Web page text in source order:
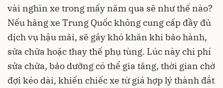
vài nghìn xe trong mấy năm qua sẽ như thế nào?
Nếu hãng xe Trung Quốc không cung cấp đầy đủ
dịch vụ hậu mãi, sẽ gây khó khăn khi bảo hành,
sửa chữa hoặc thay thế phụ tùng. Lúc này chi phí
sửa chữa, bảo dưỡng có thể gia tăng, thời gian chờ
đợi kéo dài, khiến chiếc xe từ giá hợp lý thành đắt